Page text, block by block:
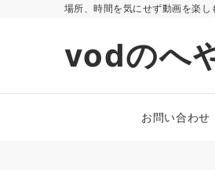
場所、時間を気にせず動画を楽し
vodのへ
お問い合わせ